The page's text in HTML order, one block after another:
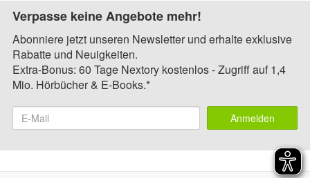
Verpasse keine Angebote mehr!
Abonniere jetzt unseren Newsletter und erhalte exklusive
Rabatte und Neuigkeiten.
Extra-Bonus: 60 Tage Nextory kostenlos - Zugriff auf 1,4
Mio. Hörbücher & E-Books.*
Anmelden